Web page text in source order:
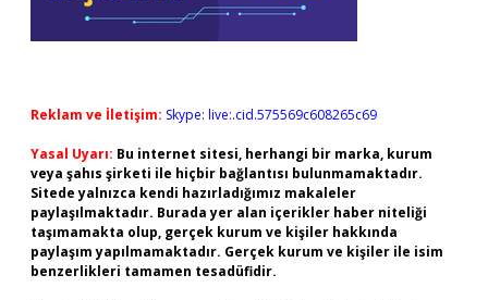
Reklam ve İletişim: Skype: live:.cid.575569c608265c69
Yasal Uyarı: Bu internet sitesi, herhangi bir marka, kurum
veya şahıs şirketi ile hiçbir bağlantısı bulunmamaktadır.
Sitede yalnızca kendi hazırladığımız makaleler
paylaşılmaktadır. Burada yer alan içerikler haber niteliği
taşımamakta olup, gerçek kurum ve kişiler hakkında
paylaşım yapılmamaktadır. Gerçek kurum ve kişiler ile isim
benzerlikleri tamamen tesadüfidir.